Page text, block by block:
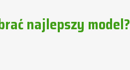
najlepszy model?